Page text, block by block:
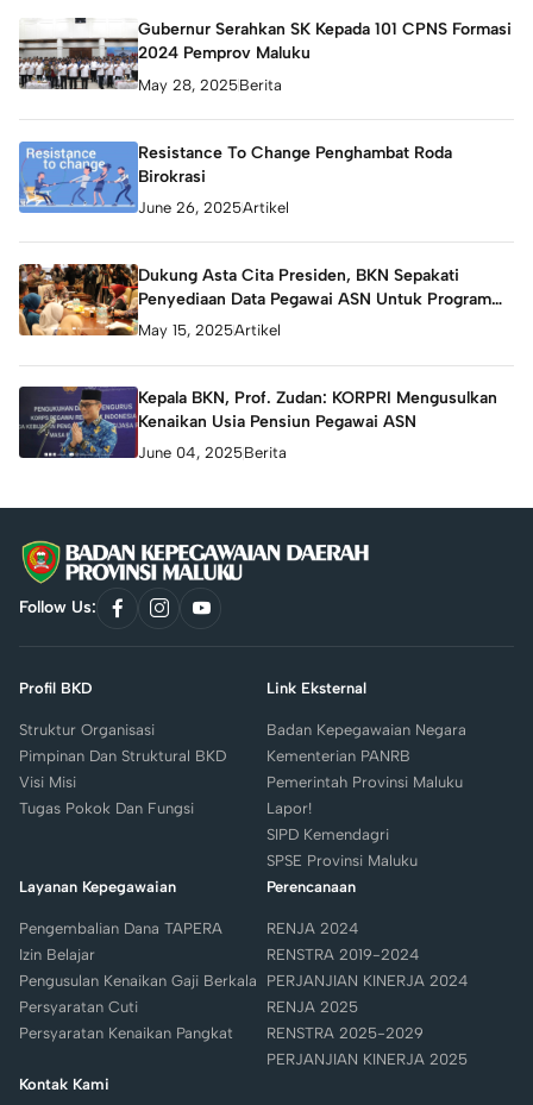
Gubernur Serahkan SK Kepada 101 CPNS Formasi
2024 Pemprov Maluku
May 28, 2025Berita
Resistance To Change Penghambat Roda
Birokrasi
June 26, 2025Artikel
Dukung Asta Cita Presiden, BKN Sepakati
Penyediaan Data Pegawai ASN Untuk Program
Rumah Subsidi
May 15, 2025Artikel
Kepala BKN, Prof. Zudan: KORPRI Mengusulkan
Kenaikan Usia Pensiun Pegawai ASN
June 04, 2025Berita
Follow Us:
link
link
link
Profil BKD
Struktur Organisasi
Pimpinan Dan Struktural BKD
Visi Misi
Tugas Pokok Dan Fungsi
Link Eksternal
Badan Kepegawaian Negara
Kementerian PANRB
Pemerintah Provinsi Maluku
Lapor!
SIPD Kemendagri
SPSE Provinsi Maluku
Layanan Kepegawaian
Pengembalian Dana TAPERA
Izin Belajar
Pengusulan Kenaikan Gaji Berkala
Persyaratan Cuti
Persyaratan Kenaikan Pangkat
Perencanaan
RENJA 2024
RENSTRA 2019-2024
PERJANJIAN KINERJA 2024
RENJA 2025
RENSTRA 2025-2029
PERJANJIAN KINERJA 2025
Kontak Kami